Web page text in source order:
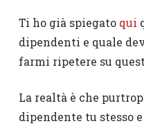
Ti ho già spiegato qui
dipendenti e quale
farmi ripetere su
La realtà è che
dipendente tu stesso